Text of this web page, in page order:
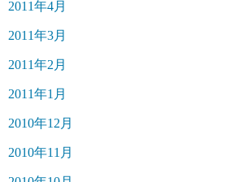
2011年4月
2011年3月
2011年2月
2011年1月
2010年12月
2010年11月